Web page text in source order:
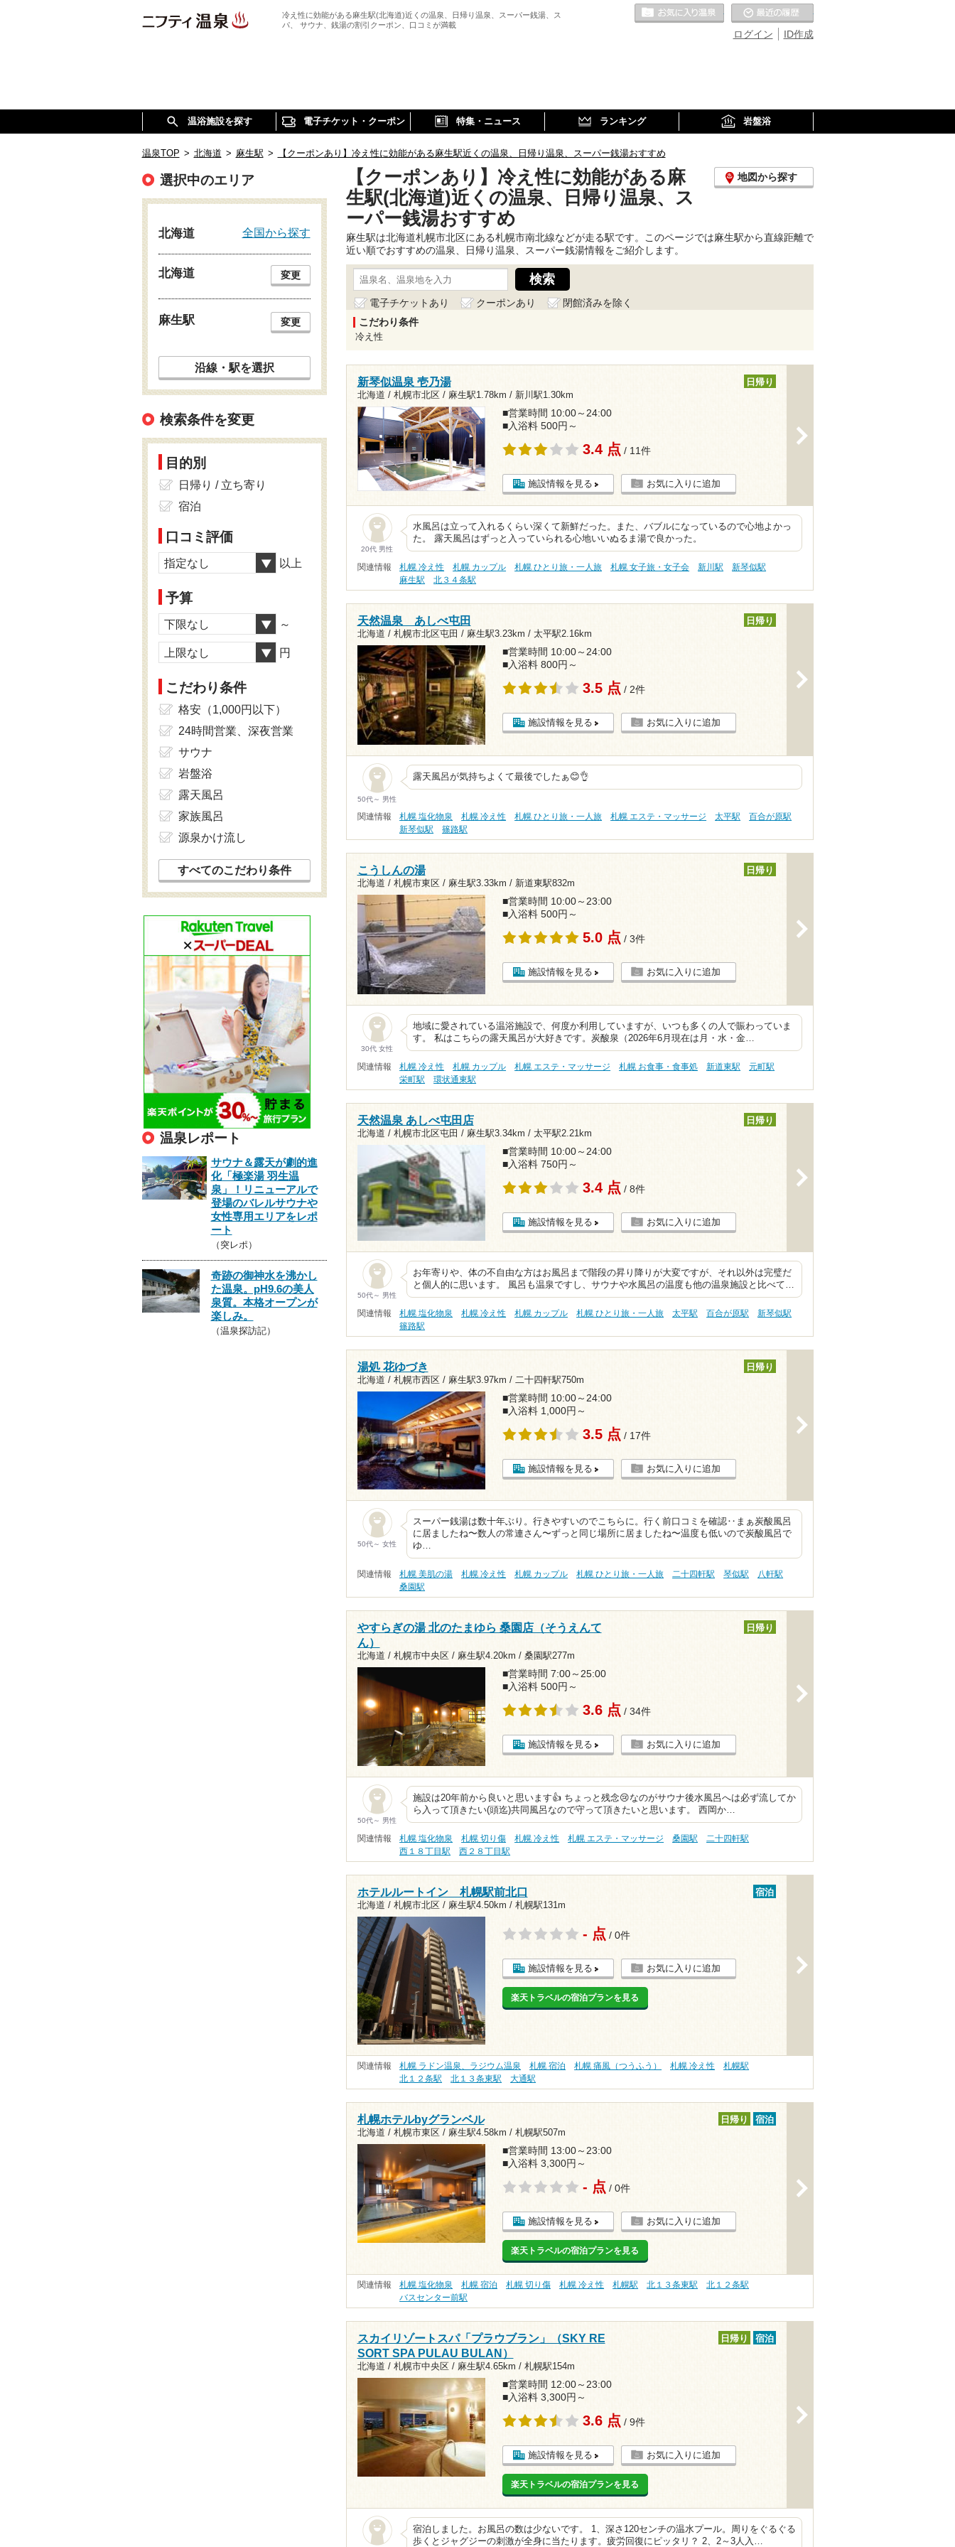
冷え性に効能がある麻生駅(北海道)近くの温泉、日帰り温泉、スーパー銭湯、ス
パ、 サウナ、銭湯の割引クーポン、口コミが満載
ID作成
ログイン
お気に入りの温泉
温浴施設を探す 電子チケット・クーポン 特集・ニュース ランキング 岩盤浴
温泉TOP > 北海道 > 麻生駅 > 【クーポンあり】冷え性に効能がある麻生駅近くの温泉、日帰り温泉、スーパー銭湯おすすめ
【クーポンあり】冷え性に効能がある麻
生駅(北海道)近くの温泉、日帰り温泉、ス
ーパー銭湯おすすめ
地図から探す
麻生駅は北海道札幌市北区にある札幌市南北線などが走る駅です。このページでは麻生駅から直線距離で
近い順でおすすめの温泉、日帰り温泉、スーパー銭湯情報をご紹介します。
電子チケットあり クーポンあり
閉館済みを除く
こだわり条件
冷え性
新琴似温泉 壱乃湯
北海道 / 札幌市北区 / 麻生駅1.78km / 新川駅1.30km
日帰り
■営業時間 10:00～24:00
■入浴料 500円～
3.4 点 / 11件
施設情報を見る お気に入りに追加
20代 男性
水風呂は立って入れるくらい深くて新鮮だった。また、バブルになっているので心地よかっ
た。 露天風呂はずっと入っていられる心地いいぬるま湯で良かった。
関連情報 札幌 冷え性 札幌 カップル 札幌 ひとり旅・一人旅 札幌 女子旅・女子会 新川駅
新琴似駅
麻生駅
北３４条駅
天然温泉 あしべ屯田
北海道 / 札幌市北区屯田 / 麻生駅3.23km / 太平駅2.16km
日帰り
■営業時間 10:00～24:00
■入浴料 800円～
3.5 点 / 2件
施設情報を見る お気に入りに追加
50代～ 男性
露天風呂が気持ちよくて最後でしたぁ😊👌
関連情報 札幌 塩化物泉 札幌 冷え性 札幌 ひとり旅・一人旅 札幌 エステ・マッサージ 太平駅
百合が原駅
新琴似駅
篠路駅
こうしんの湯
北海道 / 札幌市東区 / 麻生駅3.33km / 新道東駅832m
日帰り
■営業時間 10:00～23:00
■入浴料 500円～
5.0 点 / 3件
施設情報を見る お気に入りに追加
30代 女性
地域に愛されている温浴施設で、何度か利用していますが、いつも多くの人で賑わっていま
す。 私はこちらの露天風呂が大好きです。炭酸泉（2026年6月現在は月・水・金…
関連情報 札幌 冷え性 札幌 カップル 札幌 エステ・マッサージ 札幌 お食事・食事処 新道東駅
元町駅
栄町駅
環状通東駅
天然温泉 あしべ屯田店
北海道 / 札幌市北区屯田 / 麻生駅3.34km / 太平駅2.21km
日帰り
■営業時間 10:00～24:00
■入浴料 750円～
3.4 点 / 8件
施設情報を見る お気に入りに追加
50代～ 男性
お年寄りや、体の不自由な方はお風呂まで階段の昇り降りが大変ですが、それ以外は完璧だ
と個人的に思います。 風呂も温泉ですし、サウナや水風呂の温度も他の温泉施設と比べて…
関連情報 札幌 塩化物泉 札幌 冷え性 札幌 カップル 札幌 ひとり旅・一人旅 太平駅 百合が原駅
新琴似駅
篠路駅
湯処 花ゆづき
北海道 / 札幌市西区 / 麻生駅3.97km / 二十四軒駅750m
日帰り
■営業時間 10:00～24:00
■入浴料 1,000円～
3.5 点 / 17件
施設情報を見る お気に入りに追加
50代～ 女性
スーパー銭湯は数十年ぶり。行きやすいのでこちらに。行く前口コミを確認‥まぁ炭酸風呂
に居ましたね〜数人の常連さん〜ずっと同じ場所に居ましたね〜温度も低いので炭酸風呂で
ゆ…
関連情報 札幌 美肌の湯 札幌 冷え性 札幌 カップル 札幌 ひとり旅・一人旅 二十四軒駅 琴似駅
八軒駅
桑園駅
やすらぎの湯 北のたまゆら 桑園店（そうえんて
ん）
北海道 / 札幌市中央区 / 麻生駅4.20km / 桑園駅277m
日帰り
■営業時間 7:00～25:00
■入浴料 500円～
3.6 点 / 34件
施設情報を見る お気に入りに追加
50代～ 男性
施設は20年前から良いと思います👍 ちょっと残念😢なのがサウナ後水風呂へは必ず流してか
ら入って頂きたい(頭迄)共同風呂なので守って頂きたいと思います。 西岡か…
関連情報 札幌 塩化物泉 札幌 切り傷 札幌 冷え性 札幌 エステ・マッサージ 桑園駅
二十四軒駅
西１８丁目駅
西２８丁目駅
ホテルルートイン 札幌駅前北口
北海道 / 札幌市北区 / 麻生駅4.50km / 札幌駅131m
宿泊
- 点 / 0件
施設情報を見る お気に入りに追加
楽天トラベルの宿泊プランを見る
関連情報 札幌 ラドン温泉、ラジウム温泉 札幌 宿泊 札幌 痛風（つうふう） 札幌 冷え性
札幌駅
北１２条駅
北１３条東駅 大通駅
札幌ホテルbyグランベル
北海道 / 札幌市東区 / 麻生駅4.58km / 札幌駅507m
日帰り 宿泊
■営業時間 13:00～23:00
■入浴料 3,300円～
- 点 / 0件
施設情報を見る お気に入りに追加
楽天トラベルの宿泊プランを見る
関連情報 札幌 塩化物泉 札幌 宿泊 札幌 切り傷 札幌 冷え性 札幌駅 北１３条東駅
北１２条駅
バスセンター前駅
スカイリゾートスパ「プラウブラン」（SKY RE
SORT SPA PULAU BULAN）
北海道 / 札幌市中央区 / 麻生駅4.65km / 札幌駅154m
日帰り 宿泊
■営業時間 12:00～23:00
■入浴料 3,300円～
3.6 点 / 9件
施設情報を見る お気に入りに追加
楽天トラベルの宿泊プランを見る
宿泊しました。お風呂の数は少ないです。 1、深さ120センチの温水プール。周りをぐるぐる
歩くとジャグジーの刺激が全身に当たります。疲労回復にピッタリ？ 2、2～3人入…
選択中のエリア
北海道 全国から探す
北海道 変更
麻生駅 変更
沿線・駅を選択
検索条件を変更
目的別
日帰り / 立ち寄り
宿泊
口コミ評価
指定なし 以上
予算
下限なし ～
上限なし 円
こだわり条件
格安（1,000円以下）
24時間営業、深夜営業
サウナ
岩盤浴
露天風呂
家族風呂
源泉かけ流し
すべてのこだわり条件
温泉レポート
サウナ＆露天が劇的進
化「極楽湯 羽生温
泉」！リニューアルで
登場のバレルサウナや
女性専用エリアをレポ
ート
（突レポ）
奇跡の御神水を沸かし
た温泉。pH9.6の美人
泉質。本格オープンが
楽しみ。
（温泉探訪記）